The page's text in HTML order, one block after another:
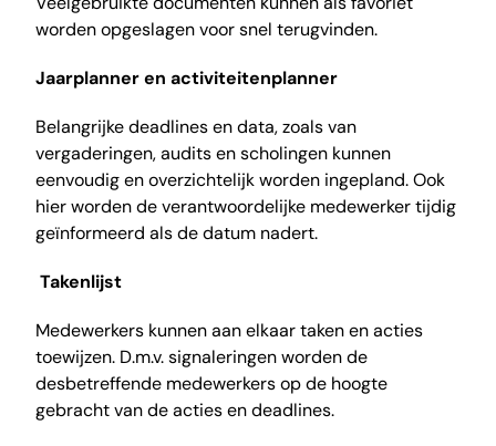
worden opgeslagen voor snel terugvinden.
Jaarplanner en activiteitenplanner
Belangrijke deadlines en data, zoals van
vergaderingen, audits en scholingen kunnen
eenvoudig en overzichtelijk worden ingepland. Ook
hier worden de verantwoordelijke medewerker tijdig
geïnformeerd als de datum nadert.
Takenlijst
Medewerkers kunnen aan elkaar taken en acties
toewijzen. D.m.v. signaleringen worden de
desbetreffende medewerkers op de hoogte
gebracht van de acties en deadlines.